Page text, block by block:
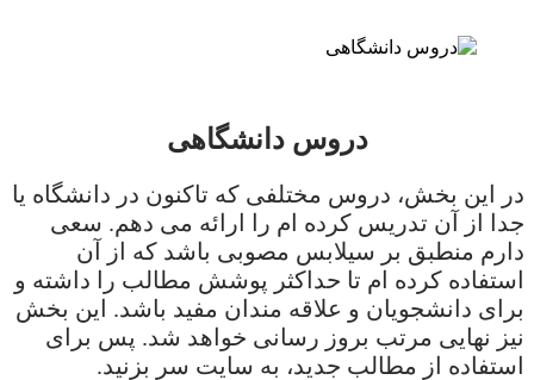
دروس دانشگاهی
در این بخش، دروس مختلفی که تاکنون در دانشگاه یا
جدا از آن تدریس کرده ام را ارائه می دهم. سعی
دارم منطبق بر سیلابس مصوبی باشد که از آن
استفاده کرده ام تا حداکثر پوشش مطالب را داشته و
برای دانشجویان و علاقه مندان مفید باشد. این بخش
نیز نهایی مرتب بروز رسانی خواهد شد. پس برای
استفاده از مطالب جدید، به سایت سر بزنید.